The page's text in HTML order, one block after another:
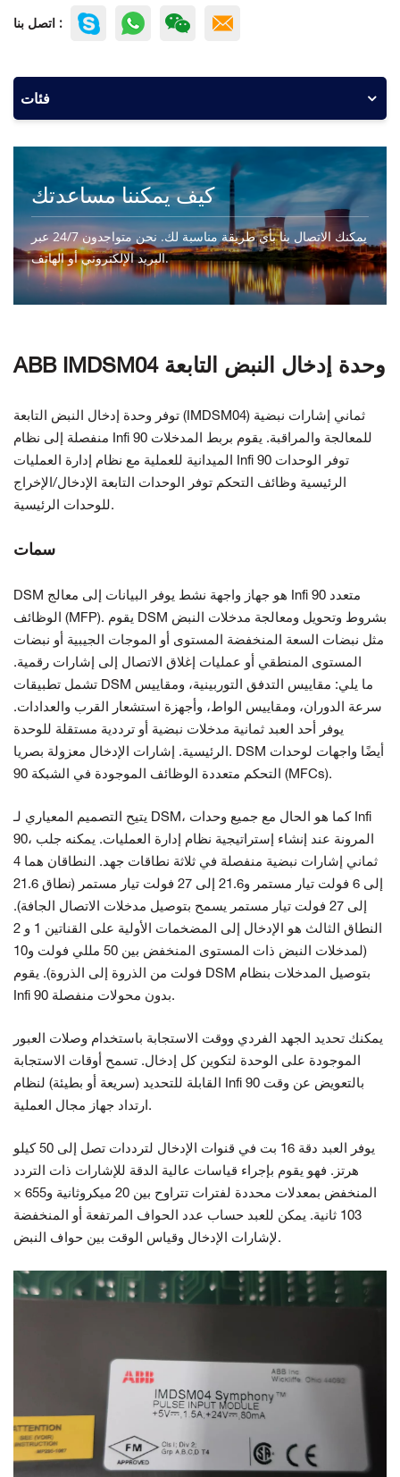
اتصل بنا :
فئات
كيف يمكننا مساعدتك
يمكنك الاتصال بنا بأي طريقة مناسبة لك. نحن متواجدون 24/7 عبر
البريد الإلكتروني أو الهاتف.
اتصل بنا
ABB IMDSM04 وحدة إدخال النبض التابعة
توفر وحدة إدخال النبض التابعة (IMDSM04) ثماني إشارات نبضية
منفصلة إلى نظام Infi 90 للمعالجة والمراقبة. يقوم بربط المدخلات
الميدانية للعملية مع نظام إدارة العمليات Infi 90 توفر الوحدات
الرئيسية وظائف التحكم توفر الوحدات التابعة الإدخال/الإخراج
للوحدات الرئيسية.
سمات
DSM هو جهاز واجهة نشط يوفر البيانات إلى معالج Infi 90 متعدد
الوظائف (MFP). يقوم DSM بشروط وتحويل ومعالجة مدخلات النبض
مثل نبضات السعة المنخفضة المستوى أو الموجات الجيبية أو نبضات
المستوى المنطقي أو عمليات إغلاق الاتصال إلى إشارات رقمية.
تشمل تطبيقات DSM ما يلي: مقاييس التدفق التوربينية، ومقاييس
سرعة الدوران، ومقاييس الواط، وأجهزة استشعار القرب والعدادات.
يوفر أحد العبد ثمانية مدخلات نبضية أو ترددية مستقلة للوحدة
الرئيسية. إشارات الإدخال معزولة بصريا. DSM أيضًا واجهات لوحدات
التحكم متعددة الوظائف الموجودة في الشبكة 90 (MFCs).
يتيح التصميم المعياري لـ DSM، كما هو الحال مع جميع وحدات Infi
90، المرونة عند إنشاء إستراتيجية نظام إدارة العمليات. يمكنه جلب
ثماني إشارات نبضية منفصلة في ثلاثة نطاقات جهد. النطاقان هما 4
إلى 6 فولت تيار مستمر و21.6 إلى 27 فولت تيار مستمر (نطاق 21.6
إلى 27 فولت تيار مستمر يسمح بتوصيل مدخلات الاتصال الجافة).
النطاق الثالث هو الإدخال إلى المضخمات الأولية على القناتين 1 و 2
(لمدخلات النبض ذات المستوى المنخفض بين 50 مللي فولت و10
فولت من الذروة إلى الذروة). يقوم DSM بتوصيل المدخلات بنظام
Infi 90 بدون محولات منفصلة.
يمكنك تحديد الجهد الفردي ووقت الاستجابة باستخدام وصلات العبور
الموجودة على الوحدة لتكوين كل إدخال. تسمح أوقات الاستجابة
القابلة للتحديد (سريعة أو بطيئة) لنظام Infi 90 بالتعويض عن وقت
ارتداد جهاز مجال العملية.
يوفر العبد دقة 16 بت في قنوات الإدخال لترددات تصل إلى 50 كيلو
هرتز. فهو يقوم بإجراء قياسات عالية الدقة للإشارات ذات التردد
المنخفض بمعدلات محددة لفترات تتراوح بين 20 ميكروثانية و655 ×
103 ثانية. يمكن للعبد حساب عدد الحواف المرتفعة أو المنخفضة
لإشارات الإدخال وقياس الوقت بين حواف النبض.